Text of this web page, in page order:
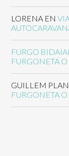
LORENA EN
FURGO
FURGONETA O
GUILLEM
FURGONETA O